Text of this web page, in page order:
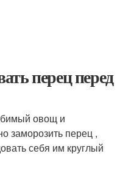
перец перед
овощ и
заморозить перец ,
себя им круглый